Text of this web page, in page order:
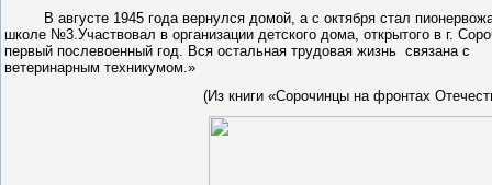
В августе 1945 года вернулся домой, а с октября стал
школе №3.Участвовал в организации детского дома, открытого в г.
первый послевоенный год. Вся остальная трудовая жизнь связана с
ветеринарным техникумом.»
(Из книги «Сорочинцы на фронтах